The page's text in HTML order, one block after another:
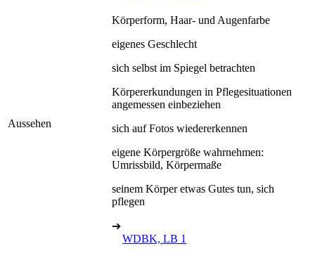
Aussehen
Körperform, Haar- und Augenfarbe
eigenes Geschlecht
sich selbst im Spiegel betrachten
Körpererkundungen in Pflegesituationen
angemessen einbeziehen
sich auf Fotos wiedererkennen
eigene Körpergröße wahrnehmen:
Umrissbild, Körpermaße
seinem Körper etwas Gutes tun, sich
pflegen
➔
WDBK, LB 1